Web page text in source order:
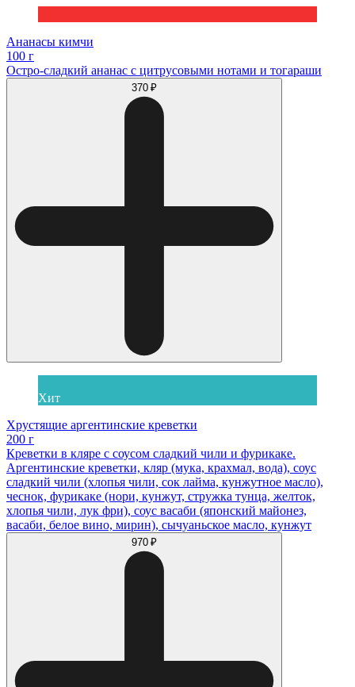
Ананасы кимчи
100 г
Остро-сладкий ананас с цитрусовыми нотами и тогараши
370 ₽
Хит
Хрустящие аргентинские креветки
200 г
Креветки в кляре с соусом сладкий чили и фурикаке.
Аргентинские креветки, кляр (мука, крахмал, вода), соус
сладкий чили (хлопья чили, сок лайма, кунжутное масло),
чеснок, фурикаке (нори, кунжут, стружка тунца, желток,
хлопья чили, лук фри), соус васаби (японский майонез,
васаби, белое вино, мирин), сычуаньское масло, кунжут
970 ₽